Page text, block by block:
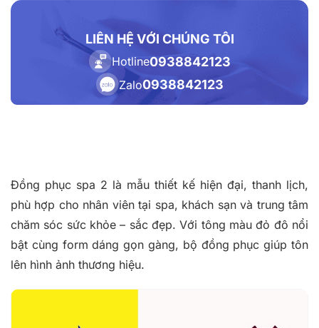
LIÊN HỆ VỚI CHÚNG TÔI
Hotline0938842123
Zalo0938842123
Đồng phục spa 2 là mẫu thiết kế hiện đại, thanh lịch,
phù hợp cho nhân viên tại spa, khách sạn và trung tâm
chăm sóc sức khỏe – sắc đẹp. Với tông màu đỏ đô nổi
bật cùng form dáng gọn gàng, bộ đồng phục giúp tôn
lên hình ảnh thương hiệu.